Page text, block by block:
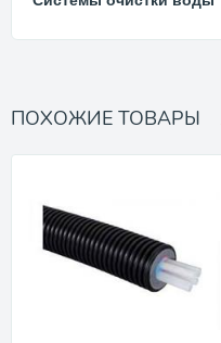
ПОХОЖИЕ ТОВАРЫ